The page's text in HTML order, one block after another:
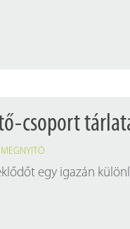
csoport
egy igazán